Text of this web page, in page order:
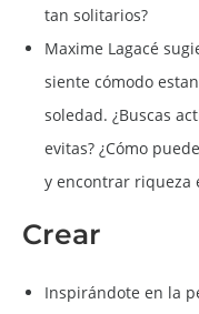
tan solitarios?
Maxime Lagacé
siente cómodo
soledad. ¿Buscas
evitas? ¿Cómo
y encontrar riqueza
Crear
Inspirándote en la